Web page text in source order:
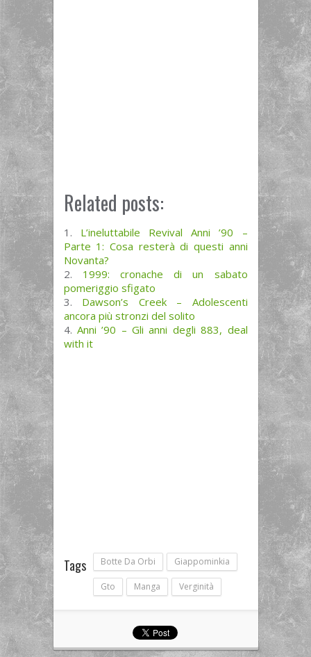
Related posts:
L’ineluttabile Revival Anni ’90 –
Parte 1: Cosa resterà di questi anni
Novanta?
1999: cronache di un sabato
pomeriggio sfigato
Dawson’s Creek – Adolescenti
ancora più stronzi del solito
Anni ’90 – Gli anni degli 883, deal
with it
Tags Botte Da Orbi Giappominkia
Gto Manga Verginità